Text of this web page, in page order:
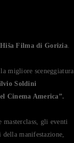
Filma di Gorizia.
migliore sceneggiatura
Soldini
Cinema America”.
gli eventi
manifestazione,